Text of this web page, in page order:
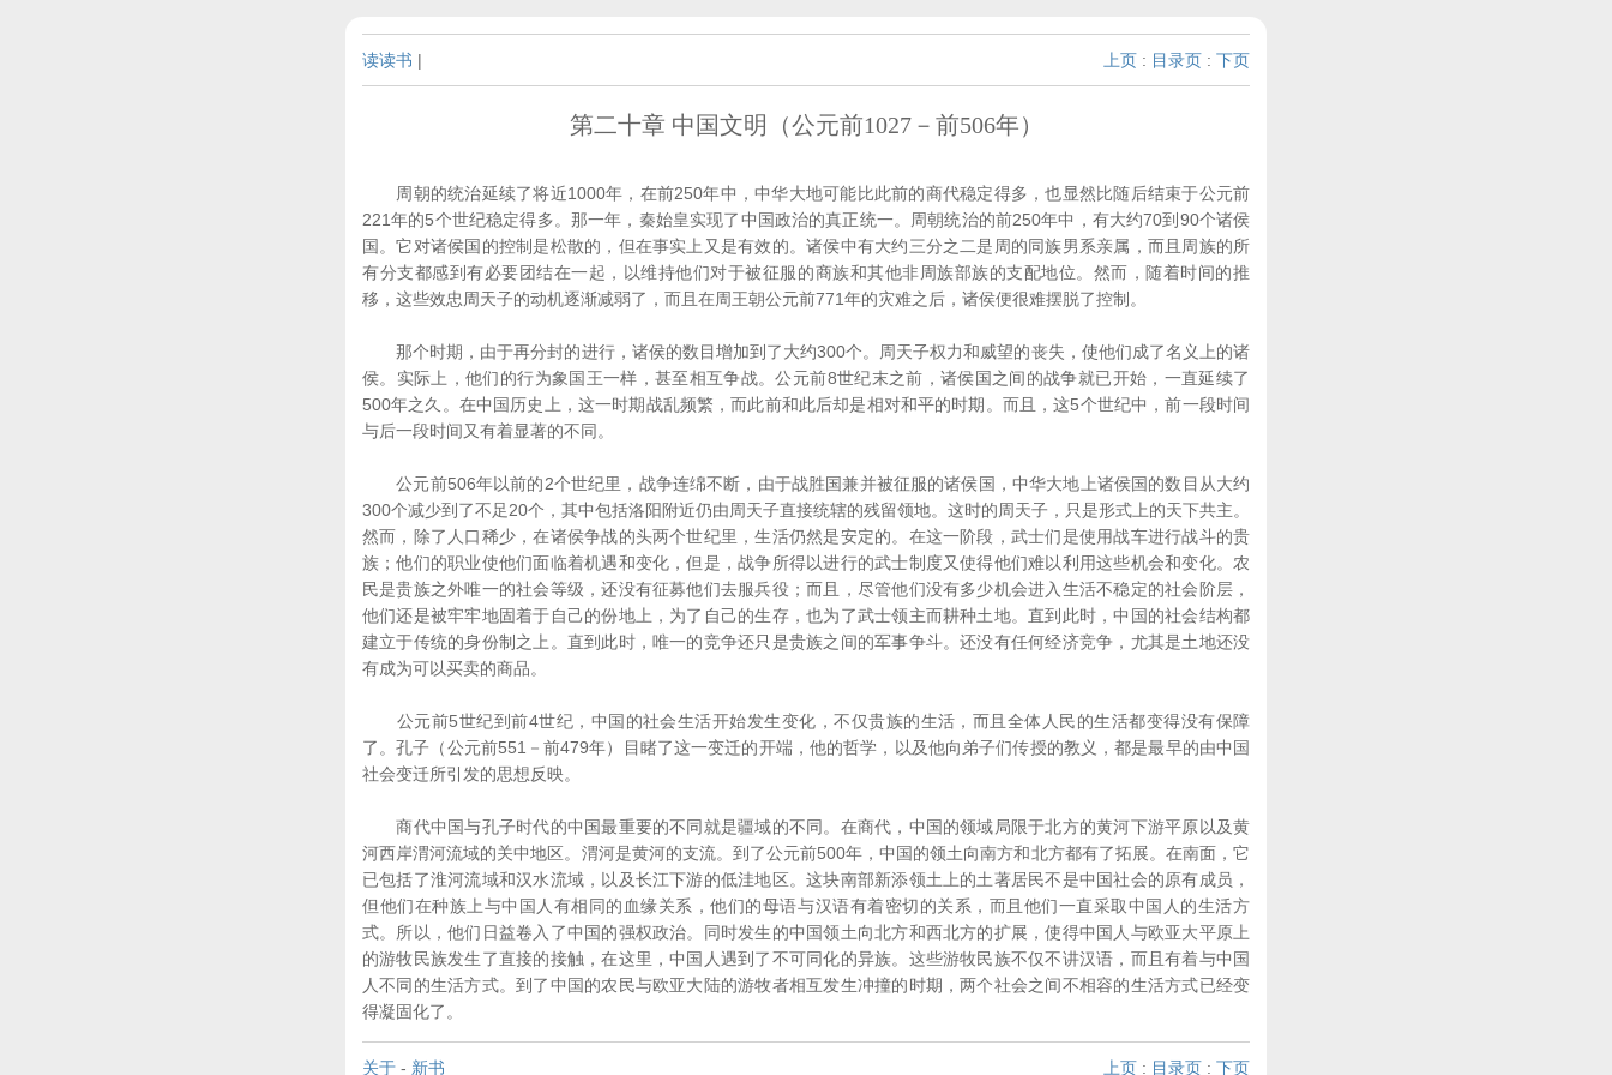
读读书 | 上页 : 目录页 : 下页
第二十章 中国文明（公元前1027－前506年）
周朝的统治延续了将近1000年，在前250年中，中华大地可能比此前的商代稳定得多，也显然比随后结束于公元前
221年的5个世纪稳定得多。那一年，秦始皇实现了中国政治的真正统一。周朝统治的前250年中，有大约70到90个诸侯
国。它对诸侯国的控制是松散的，但在事实上又是有效的。诸侯中有大约三分之二是周的同族男系亲属，而且周族的所
有分支都感到有必要团结在一起，以维持他们对于被征服的商族和其他非周族部族的支配地位。然而，随着时间的推
移，这些效忠周天子的动机逐渐减弱了，而且在周王朝公元前771年的灾难之后，诸侯便很难摆脱了控制。
那个时期，由于再分封的进行，诸侯的数目增加到了大约300个。周天子权力和威望的丧失，使他们成了名义上的诸
侯。实际上，他们的行为象国王一样，甚至相互争战。公元前8世纪末之前，诸侯国之间的战争就已开始，一直延续了
500年之久。在中国历史上，这一时期战乱频繁，而此前和此后却是相对和平的时期。而且，这5个世纪中，前一段时间
与后一段时间又有着显著的不同。
公元前506年以前的2个世纪里，战争连绵不断，由于战胜国兼并被征服的诸侯国，中华大地上诸侯国的数目从大约
300个减少到了不足20个，其中包括洛阳附近仍由周天子直接统辖的残留领地。这时的周天子，只是形式上的天下共主。
然而，除了人口稀少，在诸侯争战的头两个世纪里，生活仍然是安定的。在这一阶段，武士们是使用战车进行战斗的贵
族；他们的职业使他们面临着机遇和变化，但是，战争所得以进行的武士制度又使得他们难以利用这些机会和变化。农
民是贵族之外唯一的社会等级，还没有征募他们去服兵役；而且，尽管他们没有多少机会进入生活不稳定的社会阶层，
他们还是被牢牢地固着于自己的份地上，为了自己的生存，也为了武士领主而耕种土地。直到此时，中国的社会结构都
建立于传统的身份制之上。直到此时，唯一的竞争还只是贵族之间的军事争斗。还没有任何经济竞争，尤其是土地还没
有成为可以买卖的商品。
公元前5世纪到前4世纪，中国的社会生活开始发生变化，不仅贵族的生活，而且全体人民的生活都变得没有保障
了。孔子（公元前551－前479年）目睹了这一变迁的开端，他的哲学，以及他向弟子们传授的教义，都是最早的由中国
社会变迁所引发的思想反映。
商代中国与孔子时代的中国最重要的不同就是疆域的不同。在商代，中国的领域局限于北方的黄河下游平原以及黄
河西岸渭河流域的关中地区。渭河是黄河的支流。到了公元前500年，中国的领土向南方和北方都有了拓展。在南面，它
已包括了淮河流域和汉水流域，以及长江下游的低洼地区。这块南部新添领土上的土著居民不是中国社会的原有成员，
但他们在种族上与中国人有相同的血缘关系，他们的母语与汉语有着密切的关系，而且他们一直采取中国人的生活方
式。所以，他们日益卷入了中国的强权政治。同时发生的中国领土向北方和西北方的扩展，使得中国人与欧亚大平原上
的游牧民族发生了直接的接触，在这里，中国人遇到了不可同化的异族。这些游牧民族不仅不讲汉语，而且有着与中国
人不同的生活方式。到了中国的农民与欧亚大陆的游牧者相互发生冲撞的时期，两个社会之间不相容的生活方式已经变
得凝固化了。
关于 - 新书 上页 : 目录页 : 下页